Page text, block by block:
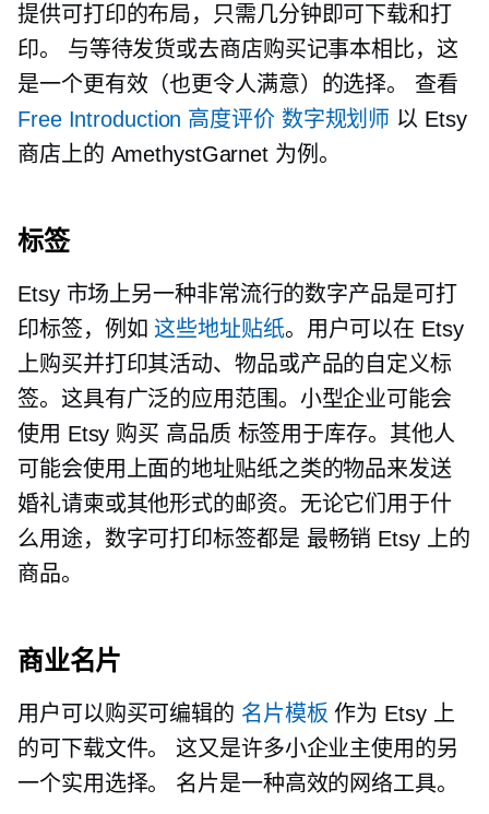
提供可打印的布局，只需几分钟即可下载和打
印。 与等待发货或去商店购买记事本相比，这
是一个更有效（也更令人满意）的选择。 查看
Free Introduction 高度评价数字规划师 以 Etsy
商店上的 AmethystGarnet 为例。
标签
Etsy 市场上另一种非常流行的数字产品是可打
印标签，例如 这些地址贴纸。用户可以在 Etsy
上购买并打印其活动、物品或产品的自定义标
签。这具有广泛的应用范围。小型企业可能会
使用 Etsy 购买 高品质 标签用于库存。其他人
可能会使用上面的地址贴纸之类的物品来发送
婚礼请柬或其他形式的邮资。无论它们用于什
么用途，数字可打印标签都是 最畅销 Etsy 上的
商品。
商业名片
用户可以购买可编辑的 名片模板 作为 Etsy 上
的可下载文件。 这又是许多小企业主使用的另
一个实用选择。 名片是一种高效的网络工具。